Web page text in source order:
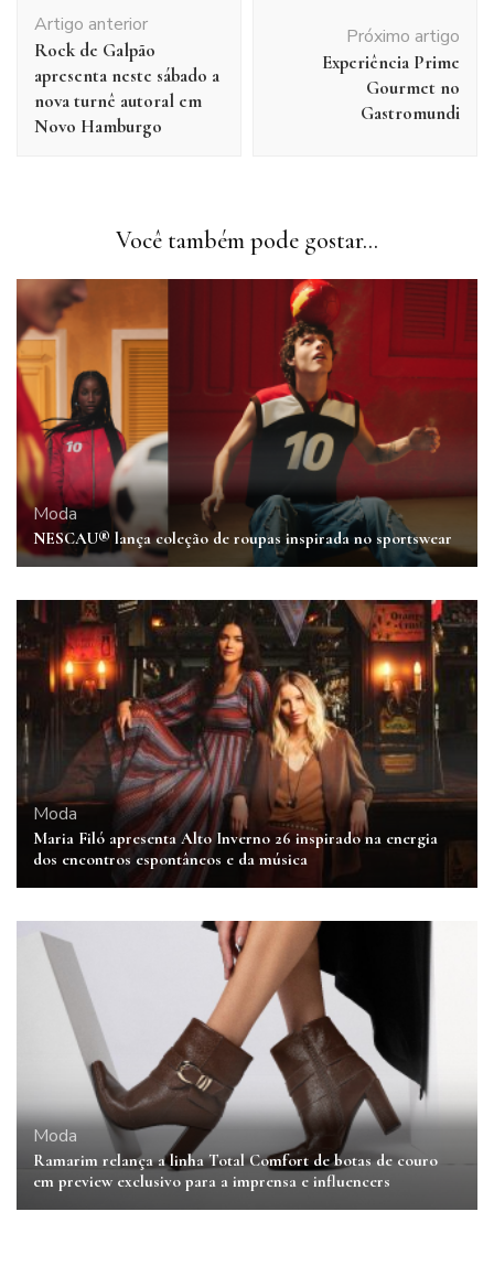
de
post
Artigo anterior
Rock de Galpão
apresenta neste sábado a
nova turnê autoral em
Novo Hamburgo
Próximo artigo
Experiência Prime
Gourmet no
Gastromundi
Você também pode gostar...
Moda
NESCAU® lança coleção de roupas inspirada no sportswear
Moda
Maria Filó apresenta Alto Inverno 26 inspirado na energia
dos encontros espontâneos e da música
Moda
Ramarim relança a linha Total Comfort de botas de couro
em preview exclusivo para a imprensa e influencers